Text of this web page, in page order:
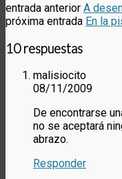
entrada anterior A
próxima entrada En la
10 respuestas
malisiocito
08/11/2009
De encontrarse
no se aceptará
abrazo.
Responder